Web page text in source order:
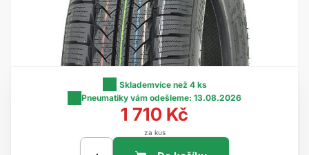
Sklademvíce než 4 ks
Pneumatiky vám odešleme: 13.08.2026
1 710 Kč
za kus